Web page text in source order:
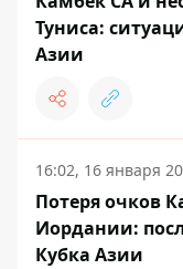
Туниса:
Азии
16:02, 16 января
Потеря очков
Иордании:
Кубка Азии